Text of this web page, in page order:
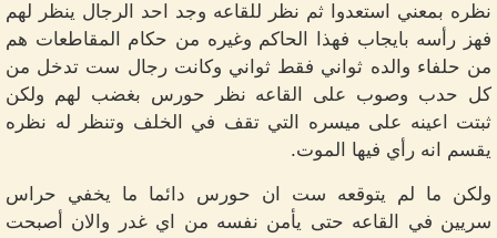
نظره بمعني استعدوا ثم نظر للقاعه وجد احد الرجال ينظر لهم
فهز رأسه بايجاب فهذا الحاكم وغيره من حكام المقاطعات هم
من حلفاء والده ثواني فقط ثواني وكانت رجال ست تدخل من
كل حدب وصوب على القاعه نظر حورس بغضب لهم ولكن
ثبتت اعينه على ميسره التي تقف في الخلف وتنظر له نظره
يقسم انه رأي فيها الموت.
ولكن ما لم يتوقعه ست ان حورس دائما ما يخفي حراس
سريين في القاعه حتى يأمن نفسه من اي غدر والان أصبحت